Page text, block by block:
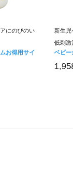
にのびのい
お得用サイ
新生児
低刺激
ベビー